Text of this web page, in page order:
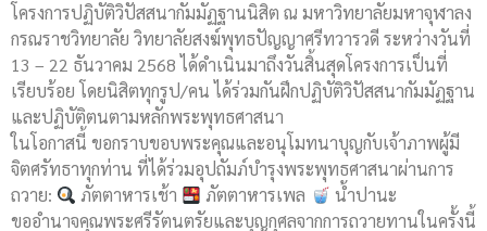
โครงการปฏิบัติวิปัสสนากัมมัฏฐานนิสิต ณ มหาวิทยาลัยมหาจุฬาลง
กรณราชวิทยาลัย วิทยาลัยสงฆ์พุทธปัญญาศรีทวารวดี ระหว่างวันที่
13 – 22 ธันวาคม 2568 ได้ดำเนินมาถึงวันสิ้นสุดโครงการเป็นที่
เรียบร้อย โดยนิสิตทุกรูป/คน ได้ร่วมกันฝึกปฏิบัติวิปัสสนากัมมัฏฐาน
และปฏิบัติตนตามหลักพระพุทธศาสนา
ในโอกาสนี้ ขอกราบขอบพระคุณและอนุโมทนาบุญกับเจ้าภาพผู้มี
จิตศรัทธาทุกท่าน ที่ได้ร่วมอุปถัมภ์บำรุงพระพุทธศาสนาผ่านการ
ถวาย:
ภัตตาหารเช้า ภัตตาหารเพล
น้ำปานะ
ขออำนาจคุณพระศรีรัตนตรัยและบุญกุศลจากการถวายทานในครั้งนี้